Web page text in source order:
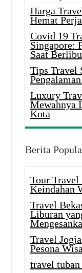
Harga
Hemat
Covid 19
Singapore:
Saat
Tips Travel
Luxury
Mewahnya
Kota
Berita
Tour
Keindahan
Travel
Liburan
Travel
Pesona
travel tuban